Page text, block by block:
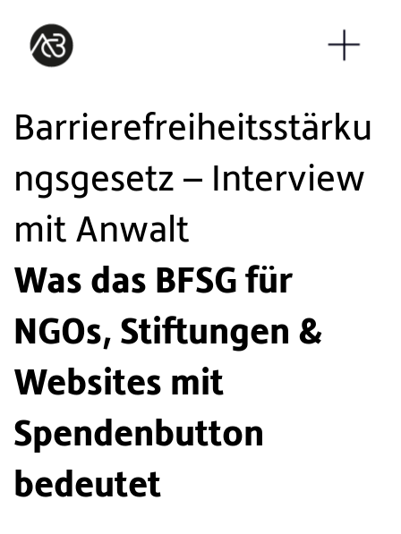
Barrierefreiheitsstärku
ngsgesetz – Interview
mit Anwalt
Was das BFSG für
NGOs, Stiftungen &
Websites mit
Spendenbutton
bedeutet